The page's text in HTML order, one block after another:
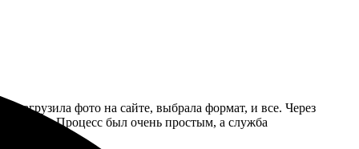
загрузила фото на сайте, выбрала формат, и все. Через
Процесс был очень простым, а служба